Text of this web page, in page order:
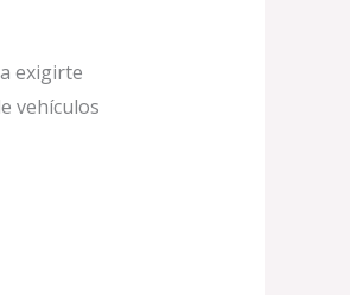
exigirte
vehículos